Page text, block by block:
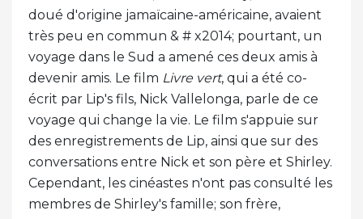
doué d'origine jamaïcaine-américaine, avaient
très peu en commun & # x2014; pourtant, un
voyage dans le Sud a amené ces deux amis à
devenir amis. Le film Livre vert, qui a été co-
écrit par Lip's fils, Nick Vallelonga, parle de ce
voyage qui change la vie. Le film s'appuie sur
des enregistrements de Lip, ainsi que sur des
conversations entre Nick et son père et Shirley.
Cependant, les cinéastes n'ont pas consulté les
membres de Shirley's famille; son frère,